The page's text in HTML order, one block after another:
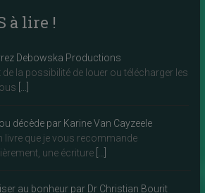
à lire !
Debowska Productions
de la possibilité de louer ou télécharger les
décède par Karine Van Cayzeele
livre que je vous recommande
une écriture
au bonheur par Dr Christian Bourit